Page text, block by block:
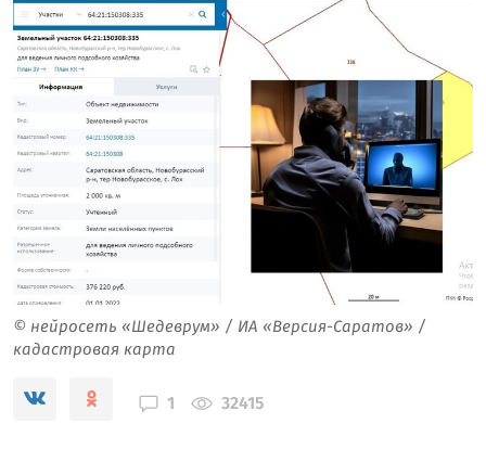
© нейросеть «Шедеврум» / ИА «Версия-Саратов» /
кадастровая карта
1 32415